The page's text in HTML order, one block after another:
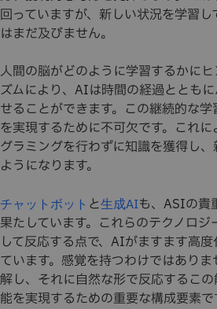
回っていますが、新しい状況を学習
はまだ及びません。
人間の脳がどのように学習するかに
ズムにより、AIは時間の経過ととも
せることができます。この継続的な
を実現するために不可欠です。これ
グラミングを行わずに知識を獲得し
ようになります。
チャットボット と生成AIも、ASIの貴
果たしています。これらのテクノロ
して反応する点で、AIがますます高
ています。感覚を持つわけではあり
解し、それに自然な形で反応するこ
能を実現するための重要な構成要素で